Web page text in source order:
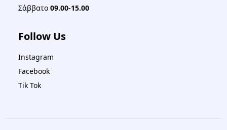
Σάββατο 09.00-15.00
Follow Us
Instagram
Facebook
Tik Tok